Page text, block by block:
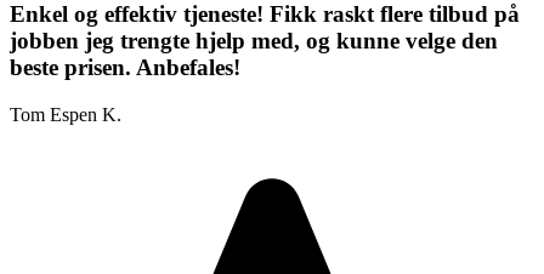
Enkel og effektiv tjeneste! Fikk raskt flere tilbud på
jobben jeg trengte hjelp med, og kunne velge den
beste prisen. Anbefales!
Tom Espen K.